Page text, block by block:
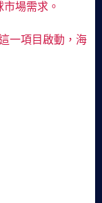
場需求。
一項目啟動，海